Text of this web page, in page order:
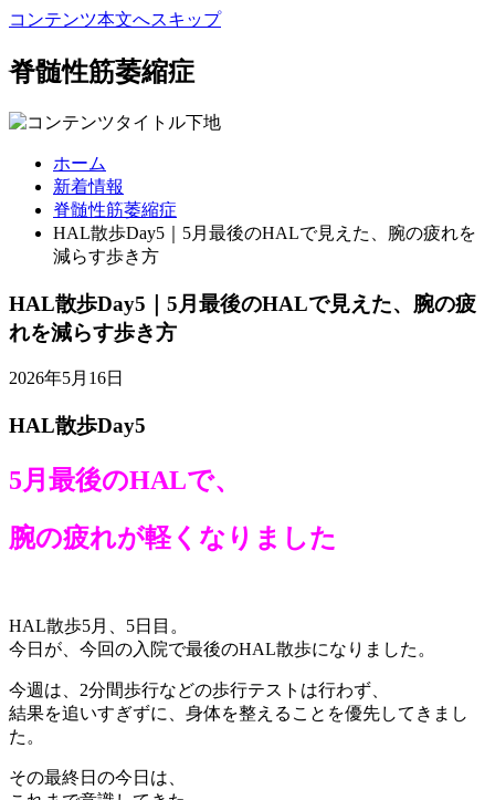
コンテンツ本文へスキップ
脊髄性筋萎縮症
ホーム
新着情報
脊髄性筋萎縮症
HAL散歩Day5｜5月最後のHALで見えた、腕の疲れを
減らす歩き方
HAL散歩Day5｜5月最後のHALで見えた、腕の疲
れを減らす歩き方
2026年5月16日
HAL散歩Day5
5月最後のHALで、
腕の疲れが軽くなりました
HAL散歩5月、5日目。
今日が、今回の入院で最後のHAL散歩になりました。
今週は、2分間歩行などの歩行テストは行わず、
結果を追いすぎずに、身体を整えることを優先してきまし
た。
その最終日の今日は、